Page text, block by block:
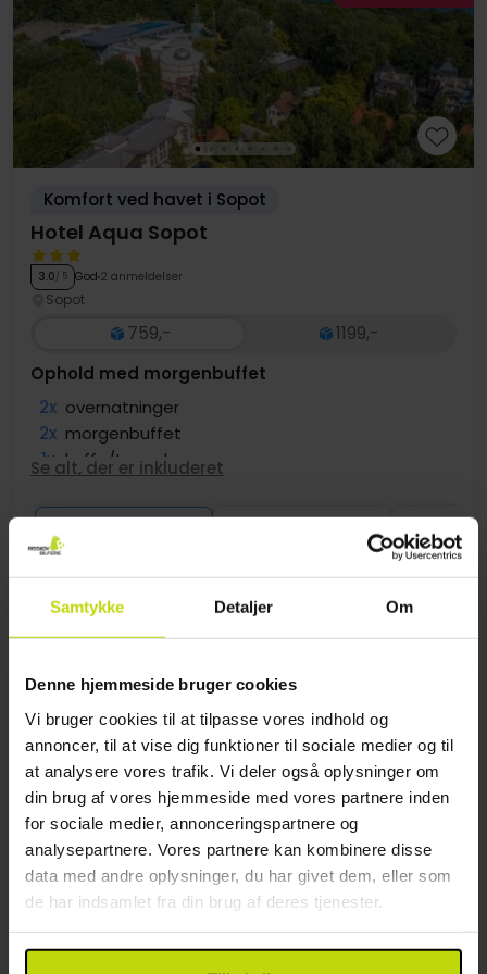
Samtykke Detaljer Om
Denne hjemmeside bruger cookies
Vi bruger cookies til at tilpasse vores indhold og
annoncer, til at vise dig funktioner til sociale medier og til
at analysere vores trafik. Vi deler også oplysninger om
din brug af vores hjemmeside med vores partnere inden
for sociale medier, annonceringspartnere og
analysepartnere. Vores partnere kan kombinere disse
data med andre oplysninger, du har givet dem, eller som
de har indsamlet fra din brug af deres tjenester.
Komfort ved havet i Sopot
Hotel Aqua Sopot
3.0/ 5 God 2 anmeldelser
Sopot
759,- 1199,-
Ophold med morgenbuffet
2x overnatninger
2x morgenbuffet
1x kaffe/te og kage
2x Gratis parkering ved hotellet
Se alt, der er inkluderet
I alt 2098,-
Okt
Fantastisk udsigt fra dit værelse
Marina Club Hotel
5.0/ 5 Fremragende2 anmeldelser